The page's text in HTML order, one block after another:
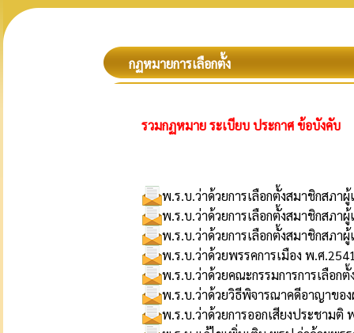
กฏหมายการเลือกตั้ง
รวมกฏหมาย ระเบียบ ประกาศ ข้อบังคับ
พ.ร.บ.ว่าด้วยการเลือกตั้งสมาชิกสภ
พ.ร.บ.ว่าด้วยการเลือกตั้งสมาชิกสภ
พ.ร.บ.ว่าด้วยการเลือกตั้งสมาชิกสภ
พ.ร.บ.ว่าด้วยพรรคการเมือง พ.ศ
พ.ร.บ.ว่าด้วยคณะกรรมการการเลือก
พ.ร.บ.ว่าด้วยวิธีพิจารณาคดีอาญาขอ
พ.ร.บ.ว่าด้วยการออกเสียงประชามติ